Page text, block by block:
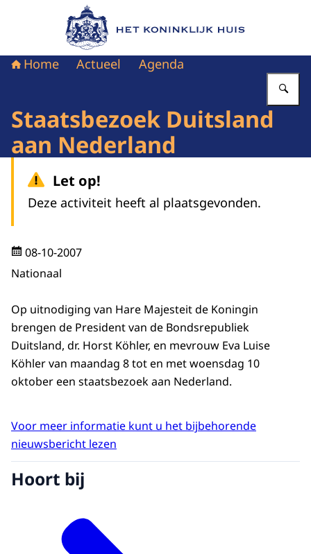
Naar de homepage van Het Koninklijk Huis
Home Actueel Agenda
Staatsbezoek Duitsland
aan Nederland
Let op!
Deze activiteit heeft al plaatsgevonden.
08-10-2007
Nationaal
Op uitnodiging van Hare Majesteit de Koningin
brengen de President van de Bondsrepubliek
Duitsland, dr. Horst Köhler, en mevrouw Eva Luise
Köhler van maandag 8 tot en met woensdag 10
oktober een staatsbezoek aan Nederland.
Voor meer informatie kunt u het bijbehorende
nieuwsbericht lezen
Hoort bij